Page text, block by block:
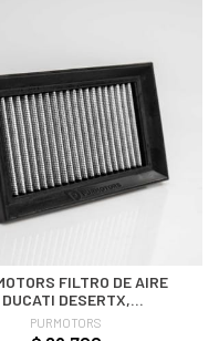
FILTRO DE AIRE
DUCATI DESERTX,
MONSTER,
NEXT-GEN-VERSION
PURMOTORS